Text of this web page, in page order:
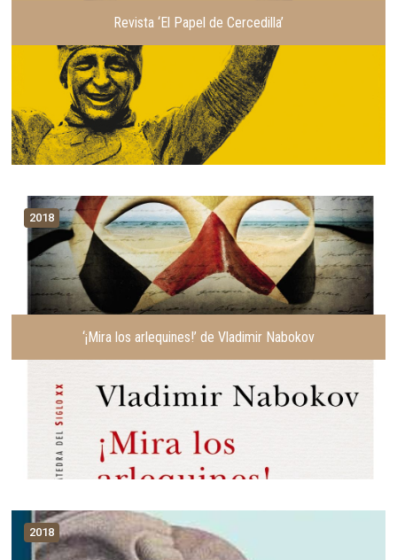
Revista ‘El Papel de Cercedilla’
2018
‘¡Mira los arlequines!’ de Vladimir Nabokov
2018